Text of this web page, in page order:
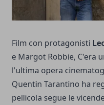
Film con protagonisti
e Margot Robbie, C'era
l'ultima opera
Quentin Tarantino ha
pellicola segue le